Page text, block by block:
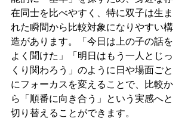
在同士を比べやすく、特に双子は生ま
れた瞬間から比較対象になりやすい構
造があります。「今日は上の子の話を
よく聞けた」「明日はもう一人とじっ
くり関わろう」のように日や場面ごと
にフォーカスを変えることで、比較か
ら「順番に向き合う」という実感へと
切り替えることができます。